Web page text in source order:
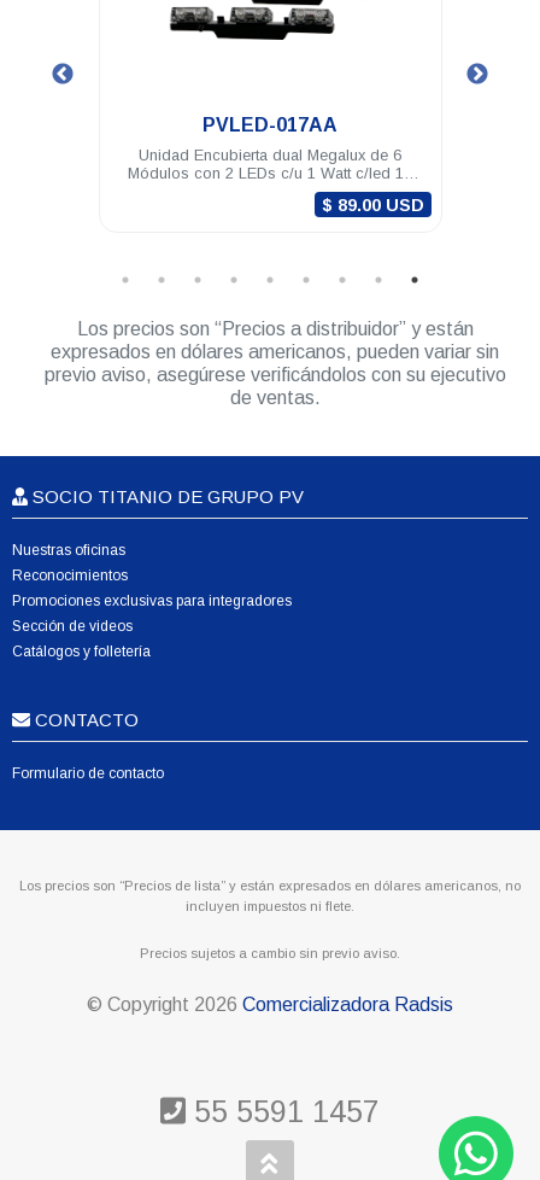
PVLED-006R
Módulo preventivo PV tipo plafón de 4 LED
12 VDC color Rojo (requiere brida)
Los precios son “Precios a distribuidor” y están
expresados en dólares americanos, pueden variar sin
previo aviso, asegúrese verificándolos con su ejecutivo
de ventas.
SOCIO TITANIO DE GRUPO PV
Nuestras oficinas
Reconocimientos
Promociones exclusivas para integradores
Sección de videos
Catálogos y folletería
CONTACTO
Formulario de contacto
Los precios son “Precios de lista” y están expresados en dólares americanos, no
incluyen impuestos ni flete.
Precios sujetos a cambio sin previo aviso.
© Copyright 2026 Comercializadora Radsis
55 5591 1457